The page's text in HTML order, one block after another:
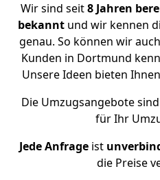
Wir sind seit8 Jahren
bekannt und wir kennen
genau. So können wir
Kunden in Dortmund
Unsere Ideen bieten Ihnen
Die Umzugsangebote
für Ihr
Jede Anfrage ist
die Preise